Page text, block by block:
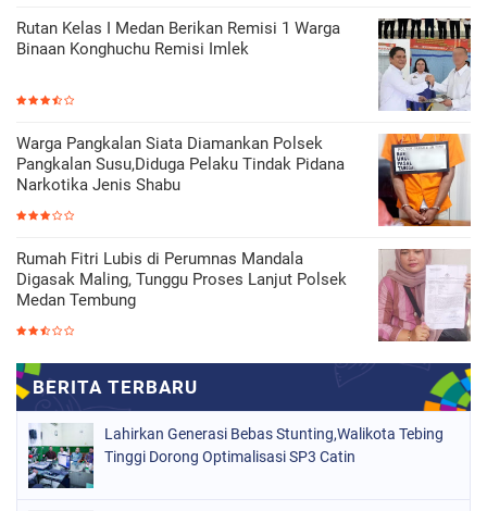
Rutan Kelas I Medan Berikan Remisi 1 Warga
Binaan Konghuchu Remisi Imlek
Warga Pangkalan Siata Diamankan Polsek
Pangkalan Susu,Diduga Pelaku Tindak Pidana
Narkotika Jenis Shabu
Rumah Fitri Lubis di Perumnas Mandala
Digasak Maling, Tunggu Proses Lanjut Polsek
Medan Tembung
Lahirkan Generasi Bebas Stunting,Walikota Tebing
Tinggi Dorong Optimalisasi SP3 Catin